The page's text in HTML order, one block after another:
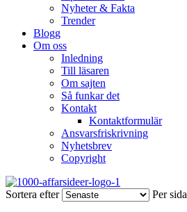
Nyheter & Fakta
Trender
Blogg
Om oss
Inledning
Till läsaren
Om sajten
Så funkar det
Kontakt
Kontaktformulär
Ansvarsfriskrivning
Nyhetsbrev
Copyright
Sortera efter Per sida